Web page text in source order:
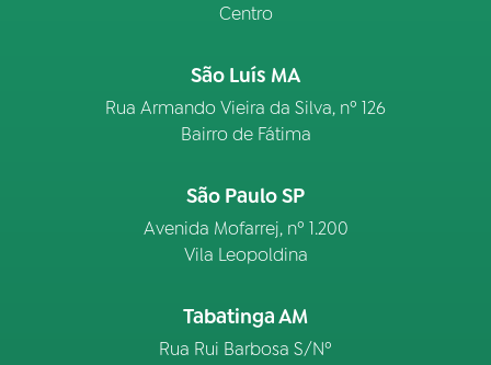
Centro
São Luís MA
Rua Armando Vieira da Silva, nº 126
Bairro de Fátima
São Paulo SP
Avenida Mofarrej, nº 1.200
Vila Leopoldina
Tabatinga AM
Rua Rui Barbosa S/Nº